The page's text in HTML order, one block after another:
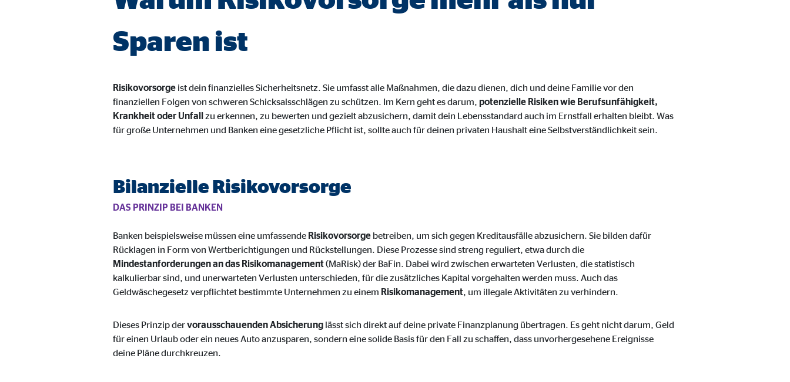
Sparen ist
Risikovorsorge ist dein finanzielles Sicherheitsnetz. Sie umfasst alle Maßnahmen, die dazu dienen, dich und deine Familie vor den
finanziellen Folgen von schweren Schicksalsschlägen zu schützen. Im Kern geht es darum, potenzielle Risiken wie Berufsunfähigkeit,
Krankheit oder Unfallzu erkennen, zu bewerten und gezielt abzusichern, damit dein Lebensstandard auch im Ernstfall erhalten bleibt. Was
für große Unternehmen und Banken eine gesetzliche Pflicht ist, sollte auch für deinen privaten Haushalt eine Selbstverständlichkeit sein.
Bilanzielle Risikovorsorge
DAS PRINZIP BEI BANKEN
Banken beispielsweise müssen eine umfassende Risikovorsorge betreiben, um sich gegen Kreditausfälle abzusichern. Sie bilden dafür
Rücklagen in Form von Wertberichtigungen und Rückstellungen. Diese Prozesse sind streng reguliert, etwa durch die
Mindestanforderungen an das Risikomanagement(MaRisk) der BaFin. Dabei wird zwischen erwarteten Verlusten, die statistisch
kalkulierbar sind, und unerwarteten Verlusten unterschieden, für die zusätzliches Kapital vorgehalten werden muss. Auch das
Geldwäschegesetz verpflichtet bestimmte Unternehmen zu einem Risikomanagement, um illegale Aktivitäten zu verhindern.
Dieses Prinzip dervorausschauenden Absicherung lässt sich direkt auf deine private Finanzplanung übertragen. Es geht nicht darum, Geld
für einen Urlaub oder ein neues Auto anzusparen, sondern eine solide Basis für den Fall zu schaffen, dass unvorhergesehene Ereignisse
deine Pläne durchkreuzen.
Cookie Laufzeit: 3 Monate
Adform | Empfänger: OVB, Adform A/S
Anbieter: Adform A/S
Zweck: ad campaign
Cookie Laufzeit: 2 Monate
Externe Medien
willigen Sie auch in die mögliche Übermittlung Ihrer Daten an Dienste in datenschutzrechtlich sogenannten Drittländern durch den Anbieter ein.
Google Maps | Empfänger: OVB, Google Ireland Ltd.
google_maps
Anbieter: Google Ireland Ltd.
Zweck: Einbinden von interaktiven Google Karten
Cookie Laufzeit: 24 Monate